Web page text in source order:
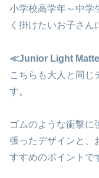
小学校高学年～中学
く掛けたいお子さん
≪Junior Light
こちらも大人と同じ
す。
ゴムのような衝撃に
張ったデザインと、
すすめのポイントで